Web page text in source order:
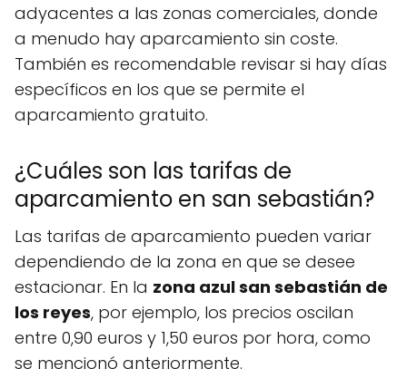
adyacentes a las zonas comerciales, donde
a menudo hay aparcamiento sin coste.
También es recomendable revisar si hay días
específicos en los que se permite el
aparcamiento gratuito.
¿Cuáles son las tarifas de
aparcamiento en san sebastián?
Las tarifas de aparcamiento pueden variar
dependiendo de la zona en que se desee
estacionar. En la zona azul san sebastián de
los reyes, por ejemplo, los precios oscilan
entre 0,90 euros y 1,50 euros por hora, como
se mencionó anteriormente.